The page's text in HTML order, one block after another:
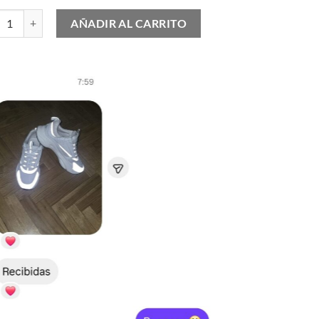
Campus cantidadAÑADIR AL CARRITO